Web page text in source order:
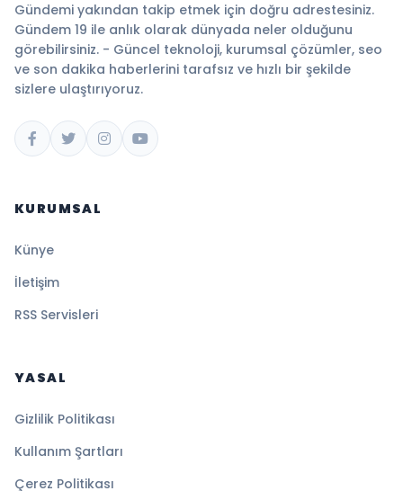
Gündemi yakından takip etmek için doğru adrestesiniz.
Gündem 19 ile anlık olarak dünyada neler olduğunu
görebilirsiniz. - Güncel teknoloji, kurumsal çözümler, seo
ve son dakika haberlerini tarafsız ve hızlı bir şekilde
sizlere ulaştırıyoruz.
KURUMSAL
Künye
İletişim
RSS Servisleri
YASAL
Gizlilik Politikası
Kullanım Şartları
Çerez Politikası